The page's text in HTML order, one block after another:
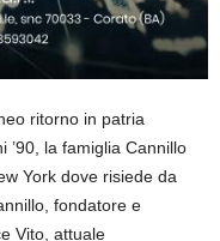
ritorno in patria
’90, la famiglia Cannillo
York dove risiede da
fondatore e
Vito, attuale